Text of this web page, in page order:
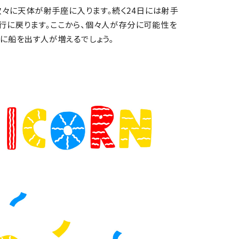
に天体が射手座に入ります。続く24日には射手
戻ります。ここから、個々人が存分に可能性を
船を出す人が増えるでしょう。